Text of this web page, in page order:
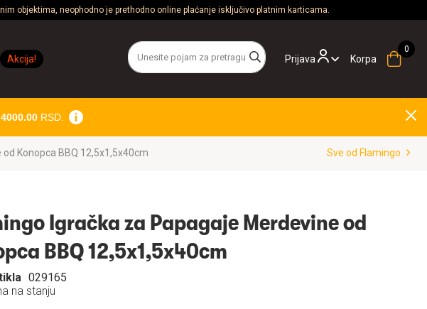
objektima, neophodno je prethodno online plaćanje isključivo platnim karticama.
Prijava
Akcija! Korpa
4000.00RSD.
Konopca BBQ 12,5x1,5x40cm Sve od Flamingo
Igračka za Papagaje Merdevine od
BBQ 12,5x1,5x40cm
na stanju
029165